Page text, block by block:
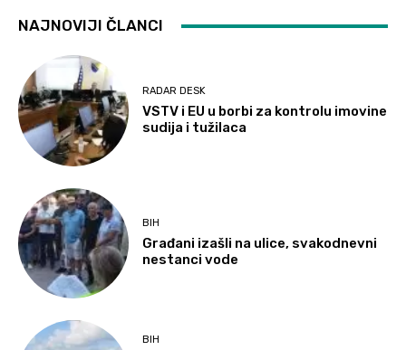
NAJNOVIJI ČLANCI
RADAR DESK
VSTV i EU u borbi za kontrolu imovine
sudija i tužilaca
BIH
Građani izašli na ulice, svakodnevni
nestanci vode
BIH